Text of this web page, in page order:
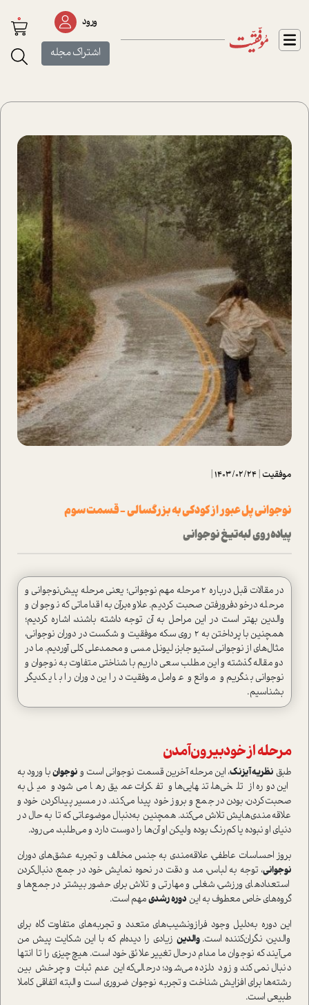
ورود
اشتراک مجله
0
موفقیت|
1403/02/24
|
نوجوانی پل عبور از کودکی به بزرگسالی - قسمت سوم
پیاده‌روی لبه‌‌تیغ نوجوانی
در مقالات قبل درباره ۲ مرحله‌ مهم نوجوانی؛ یعنی مرحله‌ پیش‌نوجوانی و
مرحله‌ درخودفرورفتن صحبت کردیم. علاوه‌برآن به اقداماتی که نوجوان و
والدین بهتر ا‌ست در این مراحل به آن توجه داشته باشند، اشاره کردیم؛
همچنین با پرداختن به ۲ روی سکه‌ موفقیت و شکست در دوران نوجوانی،
مثال‌های از نوجوانی ا‌ستیو جابز، لیونل مسی و محمد‌علی کلی آوردیم. ما در
دو مقاله گذشته و این مطلب سعی داریم با شناختی متفاوت به نوجوان و
نوجوانی بنگریم و موانع و عوامل موفقیت در این دوران را با یکدیگر
بشناسیم.
مرحله‌ از خودبیرون‌آمدن
طبق نظریه آیزنک، این مرحله آخرین قسمت نوجوانی ا‌ست ونوجوانبا ورود به
این دوره از تلخی‌ها، تنهایی‌ها و تفکرات عمیق رها می‌شود و میل به
صحبت‌کردن، بودن در جمع و بروز خود پیدا می‌کند. در مسیر پیدا‌کردن خود و
علاقه‌مندی‌هایش تلاش می‌کند. همچنین به‌دنبال موضوعاتی که تا به حال در
دنیای او نبوده یا کم‌رنگ بوده ولیکن او آن‌ها را دوست دارد و می‌طلبد، می‌رود.
بروز احساسات عاطفی، علاقه‌مندی به جنس مخالف و تجربه عشق‌های دوران
نوجوانی، توجه به لباس، مد و دقت در نحوه نمایش خود در جمع، دنبال‌کردن
ا‌ستعداد‌های ورزشی، شغلی و مهارتی و تلاش برای حضور بیشتر در جمع‌ها و
گروه‌های خاص معطوف به این دوره رشدیمهم ا‌ست.
این دوره به‌دلیل وجود فرازونشیب‌های متعدد و تجربه‌های متفاوت گاه برای
والدین، نگران‌کننده ا‌ست.والدین زیادی را دیده‌ام که با این شکایت پیش من
می‌آیند که نوجوان ما مدام در‌حال تغییر علائق خود ا‌ست. هیچ‌چیزی را تا انتها
دنبال نمی‌کند و زود دلزده می‌شود؛ در‌حالی‌که این عدم ثبات و چرخش بین
رشته‌ها برای افزایش شناخت و تجربه نوجوان ضروری ا‌ست و البته اتفاقی کاملا
طبیعی ا‌ست.